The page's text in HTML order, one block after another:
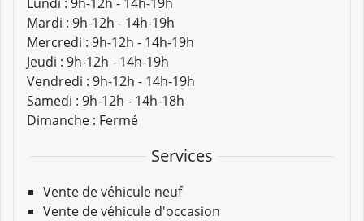
Mardi : 9h-12h - 14h-19h
Mercredi : 9h-12h - 14h-19h
Jeudi : 9h-12h - 14h-19h
Vendredi : 9h-12h - 14h-19h
Samedi : 9h-12h - 14h-18h
Dimanche : Fermé
Services
Vente de véhicule neuf
Vente de véhicule d'occasion